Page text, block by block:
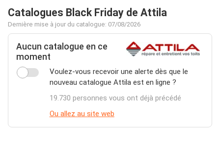
Catalogues Black Friday de Attila
Dernière mise à jour du catalogue: 07/08/2026
Aucun catalogue en ce
moment
Voulez-vous recevoir une alerte dès que le
nouveau catalogue Attila est en ligne ?
19.730 personnes vous ont déjà précédé
Ou allez au site web